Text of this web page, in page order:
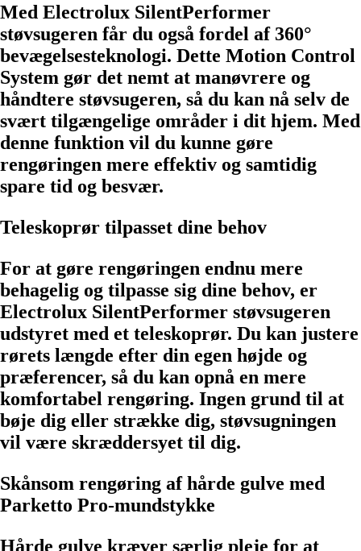
Med Electrolux SilentPerformer
støvsugeren får du også fordel af 360°
bevægelsesteknologi. Dette Motion Control
System gør det nemt at manøvrere og
håndtere støvsugeren, så du kan nå selv de
svært tilgængelige områder i dit hjem. Med
denne funktion vil du kunne gøre
rengøringen mere effektiv og samtidig
spare tid og besvær.
Teleskoprør tilpasset dine behov
For at gøre rengøringen endnu mere
behagelig og tilpasse sig dine behov, er
Electrolux SilentPerformer støvsugeren
udstyret med et teleskoprør. Du kan justere
rørets længde efter din egen højde og
præferencer, så du kan opnå en mere
komfortabel rengøring. Ingen grund til at
bøje dig eller strække dig, støvsugningen
vil være skræddersyet til dig.
Skånsom rengøring af hårde gulve med
Parketto Pro-mundstykke
Hårde gulve kræver særlig pleje for at